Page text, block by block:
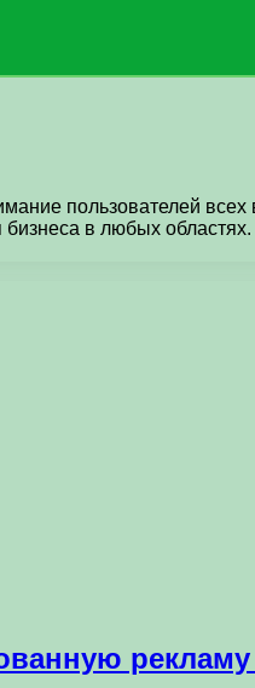
пользователей
в любых